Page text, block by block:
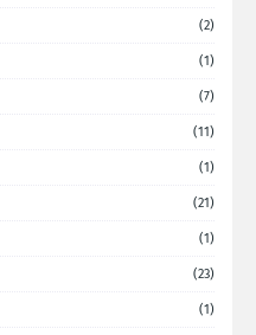
(2)
(1)
(7)
(11)
(1)
(21)
(1)
(23)
(1)